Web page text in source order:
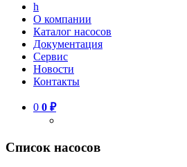
h
О компании
Каталог насосов
Документация
Сервис
Новости
Контакты
0 0 ₽
Список насосов